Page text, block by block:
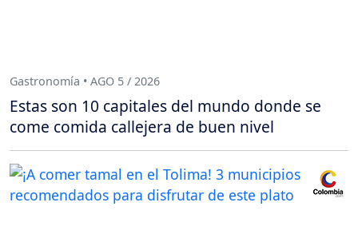
Gastronomía • AGO 5 / 2026
Estas son 10 capitales del mundo donde se
come comida callejera de buen nivel